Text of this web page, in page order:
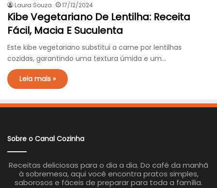
Laura Souza 17/12/2024
Kibe Vegetariano De Lentilha: Receita
Fácil, Macia E Suculenta
Este kibe vegetariano substitui a carne por lentilhas
cozidas, garantindo uma textura úmida e um…
Leia mais »
Sobre o Canal Cozinha
Receitas deliciosas para o dia a dia. Do café da manhã
à sobremesa, aqui você encontra pratos simples,
saborosos e fáceis de preparar para toda a família.